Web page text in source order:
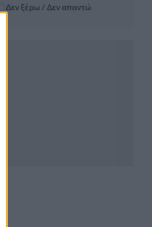
Patel - PhARMA Innovation
Ένα στα πέντε καινοτόμα
Δεν ξέρω / Δεν απαντώ